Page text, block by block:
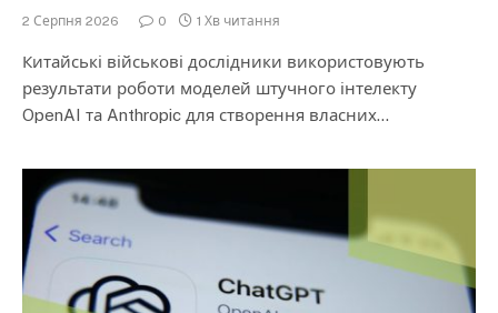
2 Серпня 2026 0 1 Хв читання
Китайські військові дослідники використовують
результати роботи моделей штучного інтелекту
OpenAI та Anthropic для створення власних…